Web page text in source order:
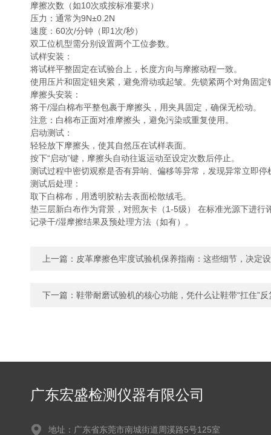
摩擦次数（如10次或按标准要求）
压力：通常为‌9N±0.2N‌
速度：‌60次/分钟‌（即1次/秒）
双工位机型需分别设置两个工位参数。
‌试样安装‌：
将试样平整固定在试验台上，长度方向与摩擦动程一致。
使用压片和固定钮夹紧，避免滑动或起皱。先锁紧两个对角固
‌摩擦头安装‌：
将干/湿白棉布平整包裹于摩擦头，用夹具固定，确保无松动。
注意：白棉布正面对准摩擦头，避免污染或重复使用。
‌启动测试‌：
轻轻放下摩擦头，使其自然压在试样表面。
按下“启动”键，摩擦头自动往返运动至设定次数后停止。
测试过程中密切观察是否有异响、偏移等异常，发现异常立即停
‌测试后处理‌：
取下白棉布，用透明胶粘去表面松散绒毛。
垫三层新白布作为背景，对照‌灰卡（1-5级）‌ 在标准光源下进行
记录干/湿摩擦结果及预处理方法（如有）。
上一篇： 皮革摩擦色牢度试验机保养指南：这些细节，决定
下一篇： 鞋带耐磨试验机的核心功能，凭什么让鞋带“扛住”
广东宏盛检测仪器有限公司
地址：广东省东莞市南城街道周溪路5号125室